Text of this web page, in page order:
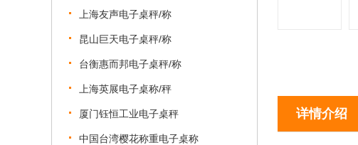
上海友声电子桌秤/称
昆山巨天电子桌秤/称
台衡惠而邦电子桌秤/称
上海英展电子桌称/秤
厦门钰恒工业电子桌秤
中国台湾樱花称重电子桌称
详情介绍